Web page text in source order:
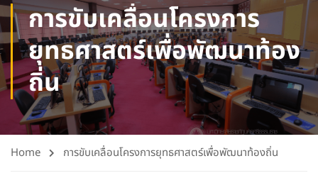
การขับเคลื่อนโครงการ
ยุทธศาสตร์เพื่อพัฒนาท้อง
ถิ่น
Home การขับเคลื่อนโครงการยุทธศาสตร์เพื่อพัฒนาท้องถิ่น